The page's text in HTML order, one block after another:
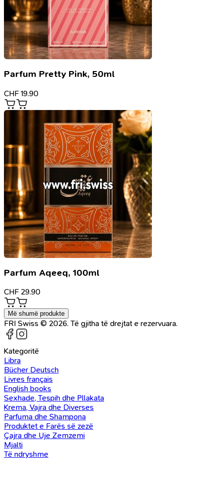
Parfum Pretty Pink, 50ml
CHF 19.90
Parfum Aqeeq, 100ml
CHF 29.90
Më shumë produkte
FRI Swiss © 2026. Të gjitha të drejtat e rezervuara.
Kategoritë
Libra
Bücher Deutsch
Livres français
English books
Sexhade, Tespih dhe Pllakata
Krema, Vajra dhe Diverses
Parfuma dhe Shampona
Produktet e Farës së zezë
Çajra dhe Uje Zemzemi
Mjalti
Të ndryshme